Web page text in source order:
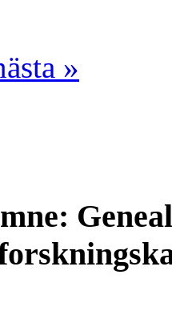
»